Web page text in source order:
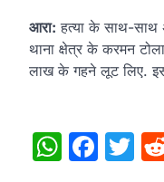
आरा: हत्या के साथ-साथ
थाना क्षेत्र के करमन
लाख के गहने लूट लिए. इस